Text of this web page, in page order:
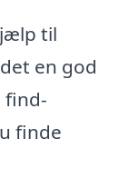
til
en god
find-
finde